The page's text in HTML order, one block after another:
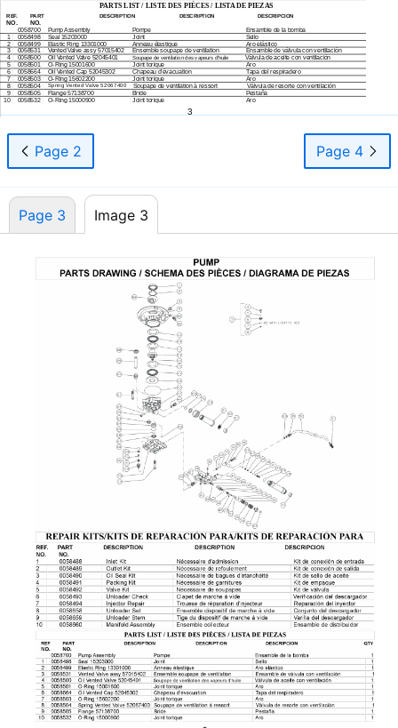
PARTS LIST / LISTE DES PIÈCES / LISTA DE PIEZAS
REF. PART DESCRIPTION DESCRIPTION DESCRIPCION
NO. NO.
0058700 Pump Assembly Pompe Ensamble de la bomba
1 0058498 Seal 15203000 Joint Sello
2 0058499 Elastic Ring 13301000 Anneau élastique
Aro elástico
3
0058531 Vented Valve assy 57015402 Ensemble soupape de ventilation Ensamble de válvula con ventilación
4 0058500 Oil Vented Valve 52045401 Soupape de ventilation des vapeurs d'huile
Válvula de aceite con ventilación
5
0058501 O-Ring15001600 Joint torique
Aro
6
0058664 Oil Vented Cap 52045302 Chapeau d’évacuation
Tapa del respiradero
7
0058503 O-Ring15602200 Joint torique
Aro
8
0058504 Spring Vented Valve 52067400 Soupape de ventilation à ressort
Válvula de resorte con ventilación
9
0058505 Flange 57138700 Bride
Pestaña
10
0058532 O-Ring15000900 Joint torique Aro
3
Page 2 Page 4
Page 3 Image 3